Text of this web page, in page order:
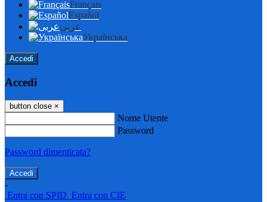
Français
Español
عربى
Українська
Accedi
Accedi
button close ×
Nome Utente
Password
Password dimenticata?
-
Entra con SPID Entra con CIE